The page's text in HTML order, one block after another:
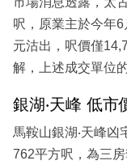
呎，原業主於今年
元沽出，呎價僅
解，上述成交單位
銀湖‧天峰 低市
馬鞍山銀湖‧天峰
762平方呎，為三